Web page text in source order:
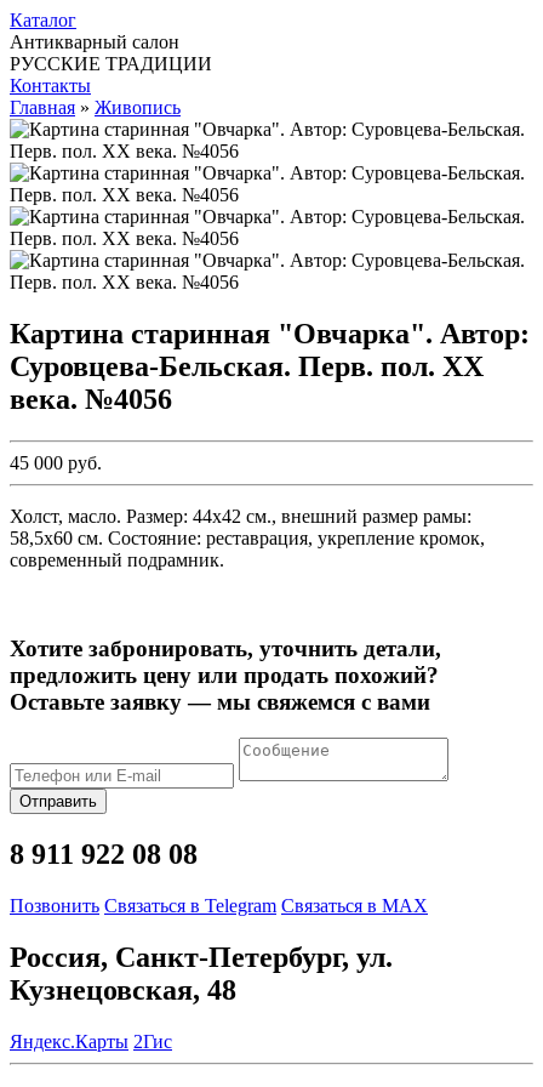
Каталог
Антикварный салон
РУССКИЕ ТРАДИЦИИ
Контакты
Главная » Живопись
Картина старинная "Овчарка". Автор:
Суровцева-Бельская. Перв. пол. ХХ
века. №4056
45 000 руб.
Холст, масло. Размер: 44х42 см., внешний размер рамы:
58,5х60 см. Состояние: реставрация, укрепление кромок,
современный подрамник.
Хотите забронировать, уточнить детали,
предложить цену или продать похожий?
Оставьте заявку — мы свяжемся с вами
Отправить
8 911 922 08 08
Позвонить Связаться в Telegram Связаться в MAX
Россия, Санкт-Петербург, ул.
Кузнецовская, 48
Яндекс.Карты 2Гис